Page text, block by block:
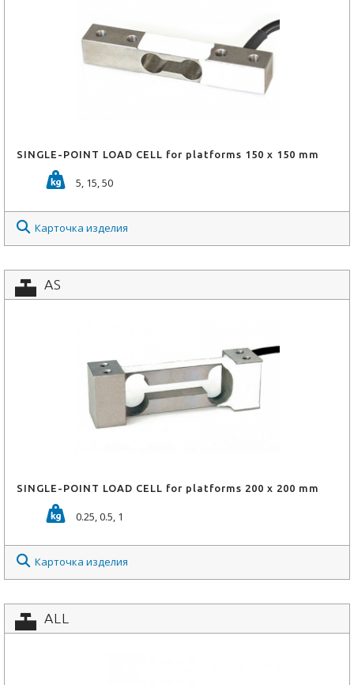
SINGLE-POINT LOAD CELL for platforms 150 x 150 mm
5, 15, 50
Карточка изделия
AS
SINGLE-POINT LOAD CELL for platforms 200 x 200 mm
0.25, 0.5, 1
Карточка изделия
ALL